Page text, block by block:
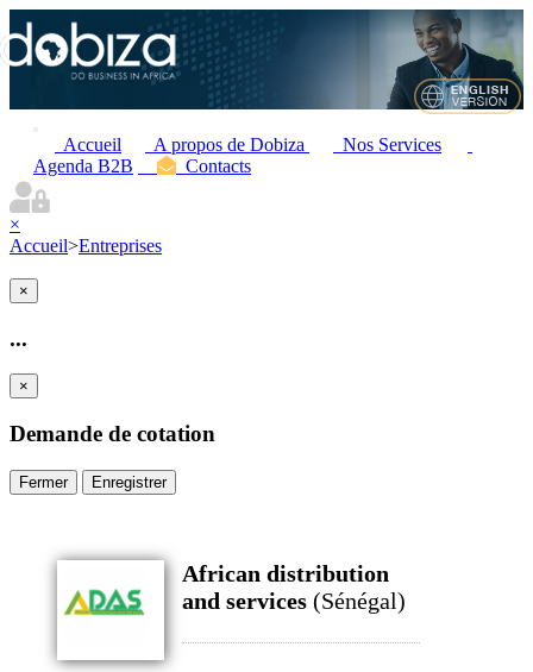
Accueil A propos de Dobiza
Nos Services
Agenda B2B
Contacts
×
Accueil>Entreprises
×
...
×
Demande de cotation
Fermer Enregistrer
African distribution
and services (Sénégal)